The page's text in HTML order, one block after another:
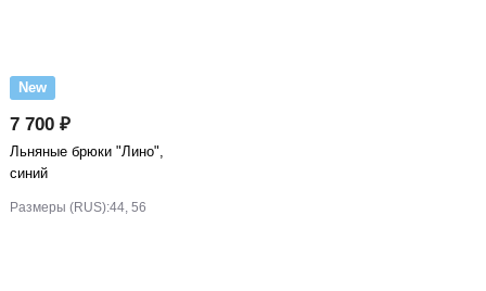
New
7 700 ₽
Льняные брюки "Лино",
синий
Размеры (RUS):44, 56